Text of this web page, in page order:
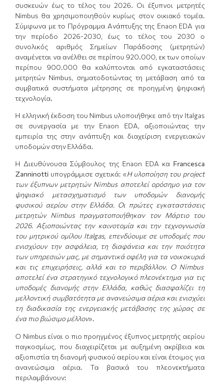
συσκευών έως το τέλος του 2026. Οι έξυπνοι μετρητές
Nimbus θα χρησιμοποιηθούν κυρίως στον οικιακό τομέα.
Σύμφωνα με το Πρόγραμμα Ανάπτυξης της Enaon EDA για
την περίοδο 2026-2030, έως το τέλος του 2030 ο
συνολικός αριθμός Σημείων Παράδοσης (μετρητών)
αναμένεται να ανέλθει σε περίπου 920.000, εκ των οποίων
περίπου 900.000 θα καλύπτονται από εγκαταστάσεις
μετρητών Nimbus, σηματοδοτώντας τη μετάβαση από τα
συμβατικά συστήματα μέτρησης σε προηγμένη ψηφιακή
τεχνολογία.
Η ελληνική έκδοση του Nimbus υλοποιήθηκε από την Italgas
σε συνεργασία με την Enaon EDA, αξιοποιώντας την
εμπειρία της στην ανάπτυξη και διαχείριση ενεργειακών
υποδομών στην Ελλάδα.
Η Διευθύνουσα Σύμβουλος της Enaon EDA κα Francesca
Zanninotti υπογράμμισε σχετικά: «Η υλοποίηση του project
των έξυπνων μετρητών Nimbus αποτελεί ορόσημο για τον
ψηφιακό μετασχηματισμό των υποδομών διανομής
φυσικού αερίου στην Ελλάδα. Οι πρώτες εγκαταστάσεις
μετρητών Nimbus πραγματοποιήθηκαν τον Μάρτιο του
2026. Αξιοποιώντας την καινοτομία και την τεχνογνωσία
του μητρικού ομίλου Italgas, επενδύουμε σε υποδομές που
ενισχύουν την ασφάλεια, τη διαφάνεια και την ποιότητα
των υπηρεσιώνμας, με σημαντικάοφέλη για τα νοικοκυριά
και τις επιχειρήσεις,αλλά και το περιβάλλον. Ο Nimbus
αποτελεί έναστρατηγικό τεχνολογικό πλεονέκτημα για τις
υποδομές διανομής στην Ελλάδα, καθώς διασφαλίζει τη
μελλοντικήσυμβατότητα με ανανεώσιμα αέριακαι ενισχύει
τη διαδικασία της ενεργειακής μετάβασης της χώρας σε
ένα πιο βιώσιμο μέλλον».
Ο Nimbus είναι ο πιο προηγμένος έξυπνος μετρητής αερίου
παγκοσμίως, που διαχειρίζεται με αυξημένη ακρίβεια και
αξιοπιστία τη διανομή φυσικού αερίου και είναι έτοιμος για
ανανεώσιμα αέρια. Τα βασικά του πλεονεκτήματα
περιλαμβάνουν: